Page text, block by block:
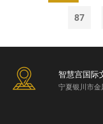
87
智慧宫国际
宁夏银川市金